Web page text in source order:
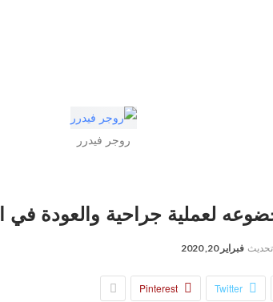
روجر فيدرر
لعملية جراحية والعودة
فبراير 20, 2020
Twitter
Pinterest